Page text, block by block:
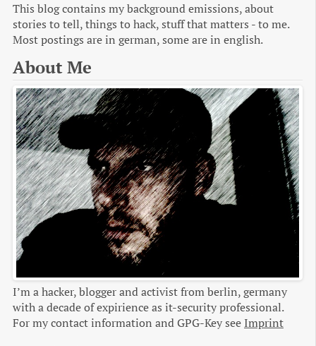
This blog contains my background emissions, about
stories to tell, things to hack, stuff that matters - to me.
Most postings are in german, some are in english.
About Me
I’m a hacker, blogger and activist from berlin, germany
with a decade of expirience as it-security professional.
For my contact information and GPG-Key see Imprint